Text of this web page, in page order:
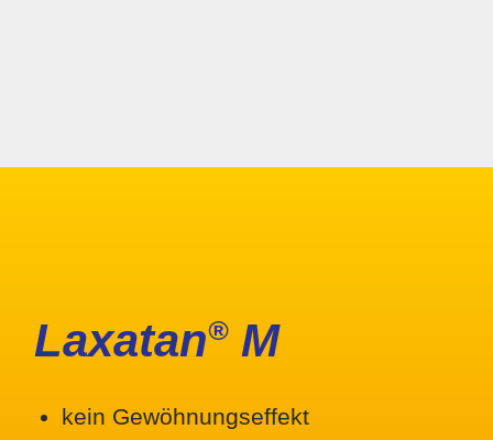
Laxatan®M
kein Gewöhnungs­effekt